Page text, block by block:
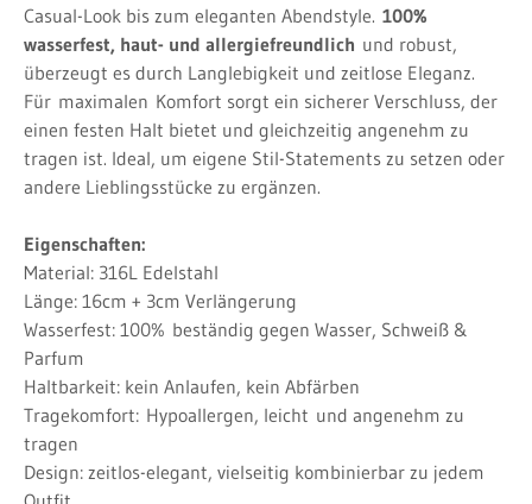
Casual-Look bis zum eleganten Abendstyle. 100%
wasserfest, haut- und allergiefreundlich und robust,
überzeugt es durch Langlebigkeit und zeitlose Eleganz.
Für maximalen Komfort sorgt ein sicherer Verschluss, der
einen festen Halt bietet und gleichzeitig angenehm zu
tragen ist. Ideal, um eigene Stil-Statements zu setzen oder
andere Lieblingsstücke zu ergänzen.
Eigenschaften:
Material: 316L Edelstahl
Länge: 16cm + 3cm Verlängerung
Wasserfest: 100% beständig gegen Wasser, Schweiß &
Parfum
Haltbarkeit: kein Anlaufen, kein Abfärben
Tragekomfort: Hypoallergen, leicht und angenehm zu
tragen
Design: zeitlos-elegant, vielseitig kombinierbar zu jedem